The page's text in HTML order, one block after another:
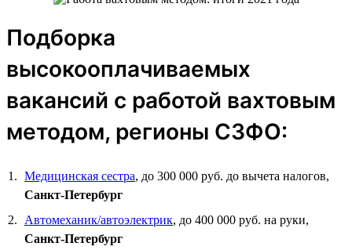
Подборка
высокооплачиваемых
вакансий с работой вахтовым
методом, регионы СЗФО:
Медицинская сестра, до 300 000 руб. до вычета налогов,
Санкт-Петербург
Автомеханик/автоэлектрик, до 400 000 руб. на руки,
Санкт-Петербург